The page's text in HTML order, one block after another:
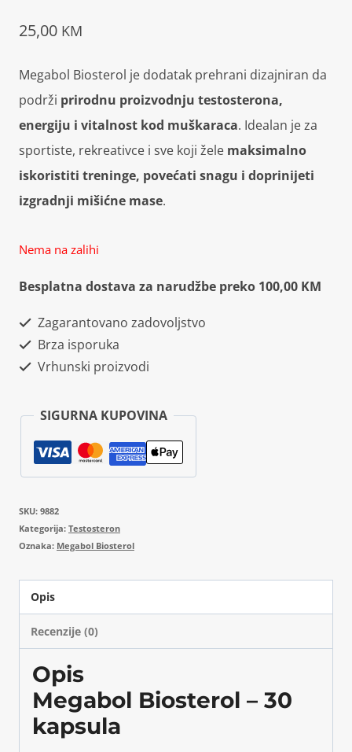
25,00 KM
Megabol Biosterol je dodatak prehrani dizajniran da
podrži prirodnu proizvodnju testosterona,
energiju i vitalnost kod muškaraca. Idealan je za
sportiste, rekreativce i sve koji žele maksimalno
iskoristiti treninge, povećati snagu i doprinijeti
izgradnji mišićne mase.
Nema na zalihi
Besplatna dostava za narudžbe preko 100,00 KM
Zagarantovano zadovoljstvo
Brza isporuka
Vrhunski proizvodi
SIGURNA KUPOVINA
SKU: 9882
Kategorija: Testosteron
Oznaka: Megabol Biosterol
Opis
Recenzije (0)
Opis
Megabol Biosterol – 30
kapsula